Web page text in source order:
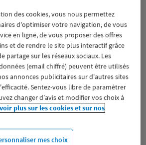
actuellement
Prendre RDV
Voir plus
DU CENTENAIRE
4.5 sur 5
avis)
aujourd'hui
des cookies, vous nous permettez
d'optimiser votre navigation, de vous
en ligne, de vous proposer des offres
et de rendre le site plus interactif grâce
partage sur les réseaux sociaux. Les
(email chiffré) peuvent être utilisés
annonces publicitaires sur d'autres sites
Sentez-vous libre de paramétrer
changer d’avis et modifier vos choix à
plus sur les cookies et sur nos
mes choix